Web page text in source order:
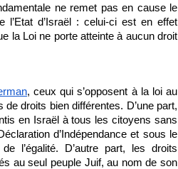
ne remet pas en cause le
la Loi ne porte atteinte à aucun droit
, ceux qui s’opposent à la loi au
droits bien différentes. D’une part,
en Israël à tous les citoyens sans
d’Indépendance et sous le
l’égalité. D’autre part, les droits
au seul peuple Juif, au nom de son